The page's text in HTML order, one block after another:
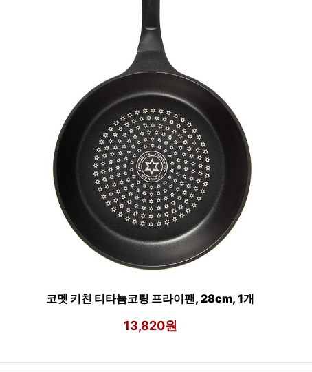
코멧 키친 티타늄코팅 프라이팬, 28cm, 1개
13,820원